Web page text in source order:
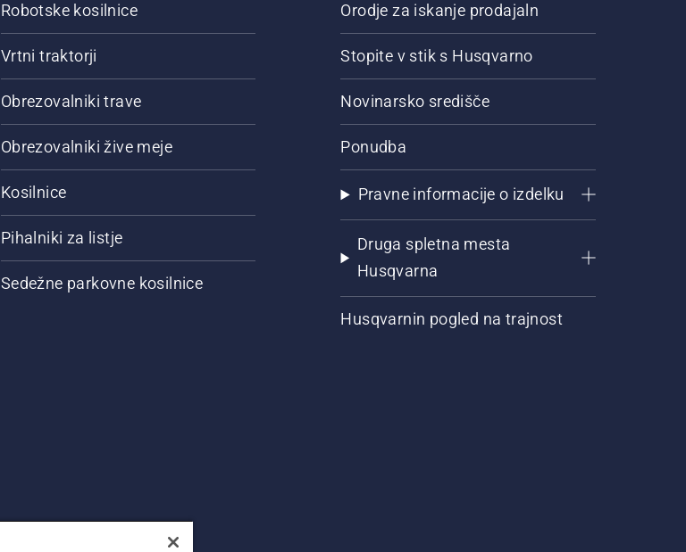
Robotske kosilnice
Vrtni traktorji
Obrezovalniki trave
Obrezovalniki žive meje
Kosilnice
Pihalniki za listje
Sedežne parkovne kosilnice
Orodje za iskanje prodajaln
Stopite v stik s Husqvarno
Novinarsko središče
Ponudba
Pravne informacije o izdelku
Druga spletna mesta
Husqvarna
Husqvarnin pogled na trajnost